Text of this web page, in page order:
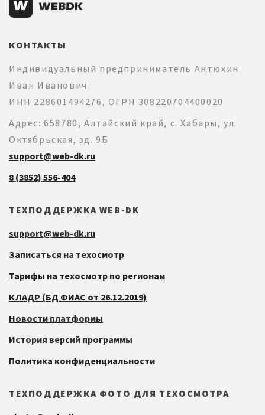
КОНТАКТЫ
Индивидуальный предприниматель Антюхин
Иван Иванович
ИНН 228601494276, ОГРН 308220704400020
Адрес: 658780, Алтайский край, с. Хабары, ул.
Октябрьская, зд. 9Б
support@web-dk.ru
8 (3852) 556-404
ТЕХПОДДЕРЖКА WEB-DK
support@web-dk.ru
Записаться на техосмотр
Тарифы на техосмотр по регионам
КЛАДР (БД ФИАС от 26.12.2019)
Новости платформы
История версий программы
Политика конфиденциальности
ТЕХПОДДЕРЖКА ФОТО ДЛЯ ТЕХОСМОТРА